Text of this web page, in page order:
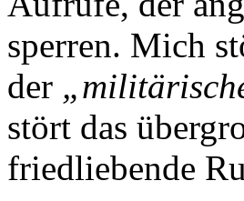
sperren. Mich
der
stört das
friedliebende